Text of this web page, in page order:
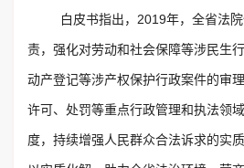
白皮书指出，2019年，全省法
责，强化对劳动和社会保障等涉民生
动产登记等涉产权保护行政案件的审
许可、处罚等重点行政管理和执法领
度，持续增强人民群众合法诉求的实